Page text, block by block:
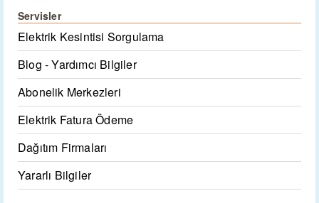
Servisler
Elektrik Kesintisi Sorgulama
Blog - Yardımcı Bilgiler
Abonelik Merkezleri
Elektrik Fatura Ödeme
Dağıtım Firmaları
Yararlı Bilgiler